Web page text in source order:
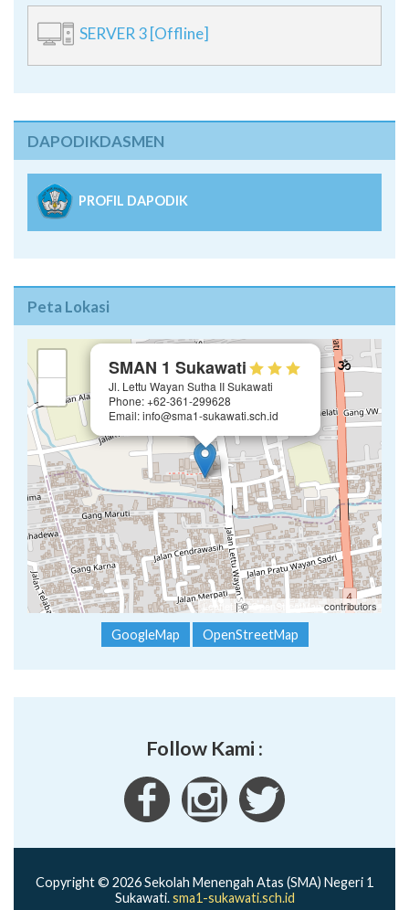
SERVER 3 [Offline]
DAPODIKDASMEN
PROFIL DAPODIK
Peta Lokasi
SMAN 1 Sukawati
Jl. Lettu Wayan Sutha II Sukawati
Phone: +62-361-299628
Email: info@sma1-sukawati.sch.id
Leaflet | ©OpenStreetMap contributors
GoogleMap OpenStreetMap
Follow Kami :
Copyright © 2026 Sekolah Menengah Atas (SMA) Negeri 1
Sukawati.sma1-sukawati.sch.id